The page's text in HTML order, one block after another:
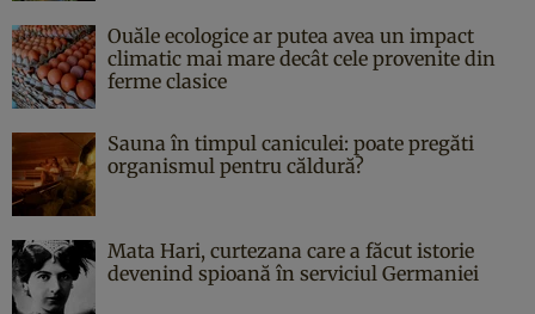
Ouăle ecologice ar putea avea un impact
climatic mai mare decât cele provenite din
ferme clasice
Sauna în timpul caniculei: poate pregăti
organismul pentru căldură?
Mata Hari, curtezana care a făcut istorie
devenind spioană în serviciul Germaniei